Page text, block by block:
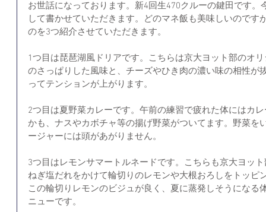
お世話になっております。新4回生470クルーの鍵田です
して書かせていただきます。どのマネ飯も美味しいのです
のを3つ紹介させていただきます。
1つ目は琵琶湖風ドリアです。こちらは京大ヨット部のオ
のさっぱりした風味と、チーズやひき肉の濃い味の相性が
ってテンションが上がります。
2つ目は夏野菜カレーです。午前の練習で疲れた体にはカ
かも、ナスやカボチャ等の揚げ野菜がついてます。野菜を
ージャーには頭があがりません。
3つ目はレモンサマートルネードです。こちらも京大ヨッ
ねぎ塩だれをかけて輪切りのレモンや大根おろしをトッピ
この輪切りレモンのビジュが良く、夏に蒸発しそうになる
ニューです。